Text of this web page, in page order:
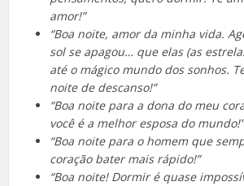
amor!”
“Boa noite, amor da minha vida.
sol se apagou… que elas (as
até o mágico mundo dos sonhos.
noite de descanso!”
“Boa noite para a dona do meu
você é a melhor esposa do mundo!”
“Boa noite para o homem que
coração bater mais rápido!”
“Boa noite! Dormir é quase